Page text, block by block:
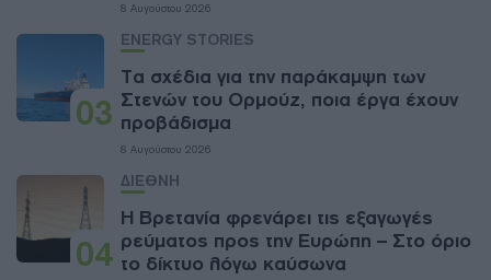
8 Αυγούστου 2026
03
ENERGY STORIES
Τα σχέδια για την παράκαμψη των
Στενών του Ορμούζ, ποια έργα έχουν
προβάδισμα
8 Αυγούστου 2026
04
ΔΙΕΘΝΗ
Η Βρετανία φρενάρει τις εξαγωγές
ρεύματος προς την Ευρώπη – Στο όριο
το δίκτυο λόγω καύσωνα